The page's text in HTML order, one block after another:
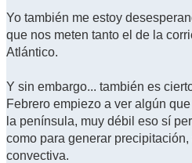
Yo también me estoy
que nos meten tanto el de la
Atlántico.
Y sin embargo... también es
Febrero empiezo a ver algún
la península, muy débil eso sí
como para generar
convectiva.